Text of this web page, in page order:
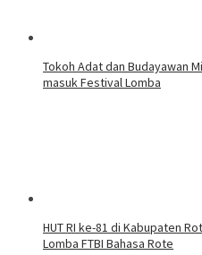
Tokoh Adat dan Budayawan
masuk Festival Lomba
HUT RI ke-81 di Kabupaten
Lomba FTBI Bahasa Rote